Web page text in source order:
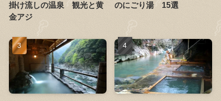
掛け流しの温泉 観光と黄
金アジ
のにごり湯 15選